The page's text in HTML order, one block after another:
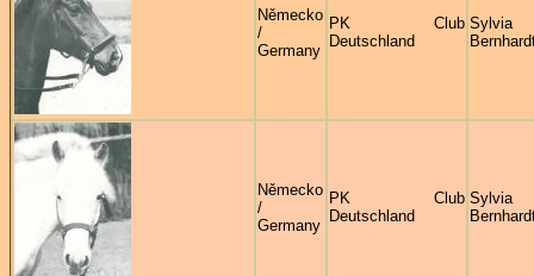
Německo
/
Germany
PK Club
Deutschland
Sylvia
Německo
/
Germany
PK Club
Deutschland
Sylvia